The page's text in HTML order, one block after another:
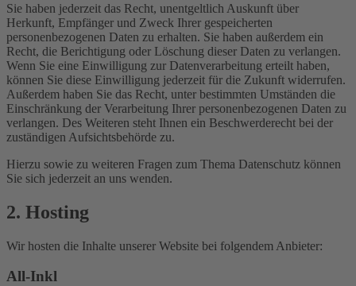
Sie haben jederzeit das Recht, unentgeltlich Auskunft über
Herkunft, Empfänger und Zweck Ihrer gespeicherten
personenbezogenen Daten zu erhalten. Sie haben außerdem ein
Recht, die Berichtigung oder Löschung dieser Daten zu verlangen.
Wenn Sie eine Einwilligung zur Datenverarbeitung erteilt haben,
können Sie diese Einwilligung jederzeit für die Zukunft widerrufen.
Außerdem haben Sie das Recht, unter bestimmten Umständen die
Einschränkung der Verarbeitung Ihrer personenbezogenen Daten zu
verlangen. Des Weiteren steht Ihnen ein Beschwerderecht bei der
zuständigen Aufsichtsbehörde zu.
Hierzu sowie zu weiteren Fragen zum Thema Datenschutz können
Sie sich jederzeit an uns wenden.
2. Hosting
Wir hosten die Inhalte unserer Website bei folgendem Anbieter:
All-Inkl